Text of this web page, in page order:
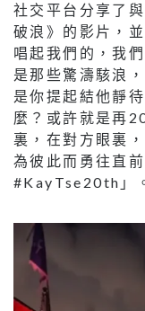
社交平台分享了
破浪》的影片，
唱起我們的，我
是那些驚濤駭浪
是你提起結他靜
麼？或許就是再
裏，在對方眼裏
為彼此而勇往直
#KayTse20th」